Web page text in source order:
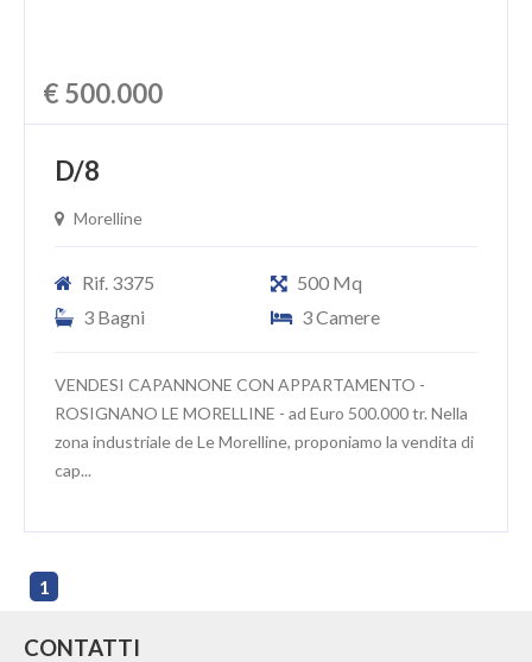
€ 500.000
D/8
Morelline
Rif. 3375
500 Mq
3 Bagni
3 Camere
VENDESI CAPANNONE CON APPARTAMENTO -
ROSIGNANO LE MORELLINE - ad Euro 500.000 tr. Nella
zona industriale de Le Morelline, proponiamo la vendita di
cap...
1
CONTATTI